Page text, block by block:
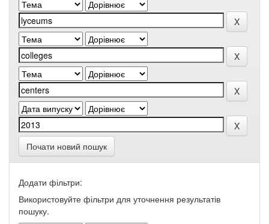
Почати новий пошук
Додати фільтри:
Використовуйте фільтри для уточнення результатів
пошуку.